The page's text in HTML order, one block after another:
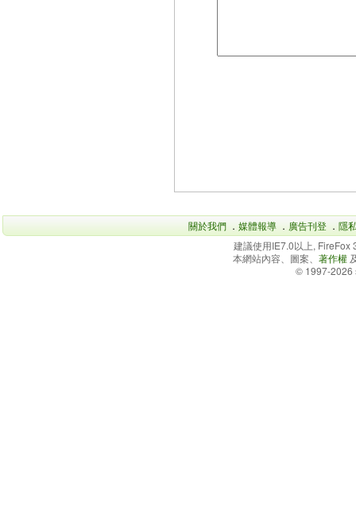
關於我們 ． 媒體報導 ． 廣告刊登 ． 隱
建議使用IE7.0以上,
本網站內容、圖案、 著作權
© 1997-2026